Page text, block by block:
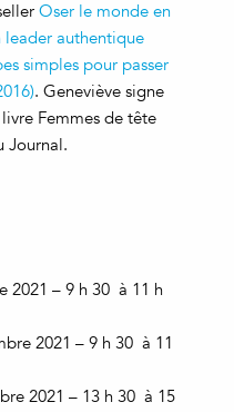
Oser le monde en
leader authentique
simples pour passer
. Geneviève signe
Femmes de tête
Journal.
2021 – 9 h 30 à 11 h
2021 – 9 h 30 à 11
2021 – 13 h 30 à 15